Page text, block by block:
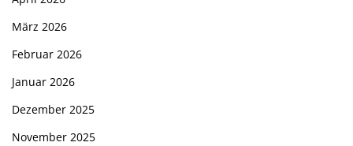
März 2026
Februar 2026
Januar 2026
Dezember 2025
November 2025